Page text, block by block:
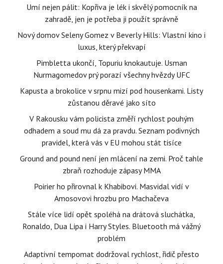
Umí nejen pálit: Kopřiva je lék i skvělý pomocník na
zahradě, jen je potřeba ji použít správně
Nový domov Seleny Gomez v Beverly Hills: Vlastní kino i
luxus, který překvapí
Pimbletta ukončí, Topuriu knokautuje. Usman
Nurmagomedov prý porazí všechny hvězdy UFC
Kapusta a brokolice v srpnu mizí pod housenkami. Listy
zůstanou děravé jako síto
V Rakousku vám policista změří rychlost pouhým
odhadem a soud mu dá za pravdu. Seznam podivných
pravidel, která vás v EU mohou stát tisíce
Ground and pound není jen mlácení na zemi. Proč tahle
zbraň rozhoduje zápasy MMA
Poirier ho přirovnal k Khabibovi. Masvidal vidí v
Amosovovi hrozbu pro Machačeva
Stále více lidí opět spoléhá na drátová sluchátka,
Ronaldo, Dua Lipa i Harry Styles. Bluetooth má vážný
problém
Adaptivní tempomat dodržoval rychlost, řidič přesto